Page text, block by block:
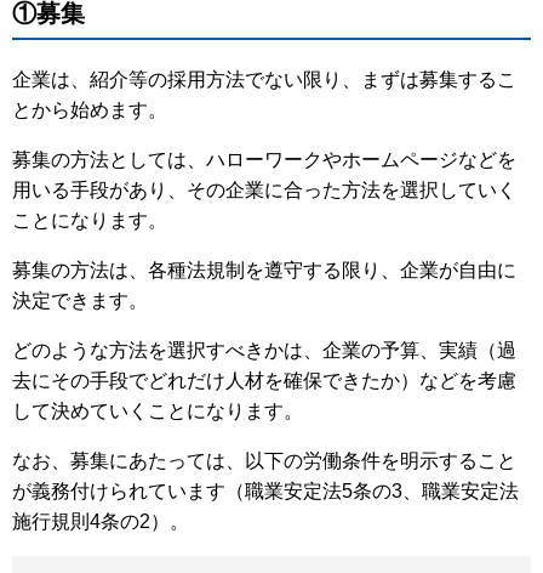
①募集
企業は、紹介等の採用方法でない限り、まずは募集するこ
とから始めます。
募集の方法としては、ハローワークやホームページなどを
用いる手段があり、その企業に合った方法を選択していく
ことになります。
募集の方法は、各種法規制を遵守する限り、企業が自由に
決定できます。
どのような方法を選択すべきかは、企業の予算、実績（過
去にその手段でどれだけ人材を確保できたか）などを考慮
して決めていくことになります。
なお、募集にあたっては、以下の労働条件を明示すること
が義務付けられています（職業安定法5条の3、職業安定法
施行規則4条の2）。